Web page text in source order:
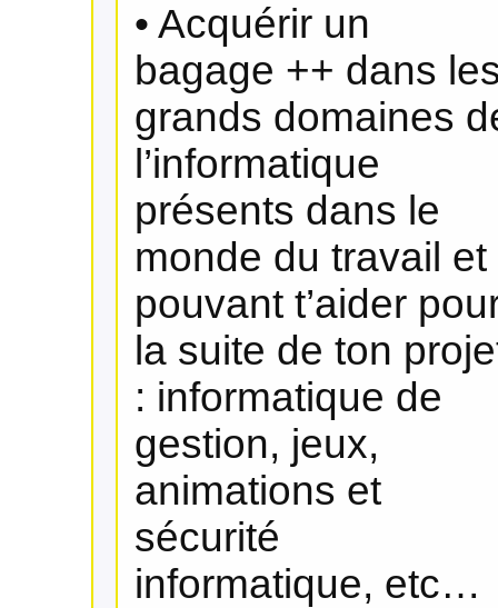
• Acquérir un
bagage ++ dans
grands domaines
l’informatique
présents dans le
monde du travail et
pouvant t’aider
la suite de ton
: informatique de
gestion, jeux,
animations et
sécurité
informatique, etc…